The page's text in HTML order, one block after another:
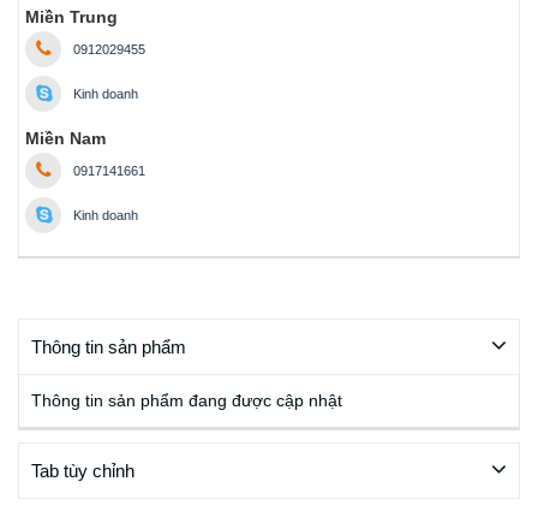
Miền Trung
0912029455
Kinh doanh
Miền Nam
0917141661
Kinh doanh
Thông tin sản phẩm
Thông tin sản phẩm đang được cập nhật
Tab tùy chỉnh